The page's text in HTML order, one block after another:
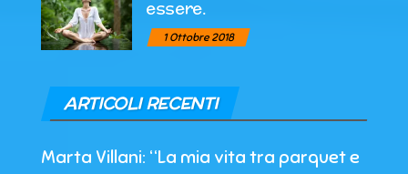
essere.
1 Ottobre 2018
ARTICOLI RECENTI
Marta Villani: “La mia vita tra parquet e